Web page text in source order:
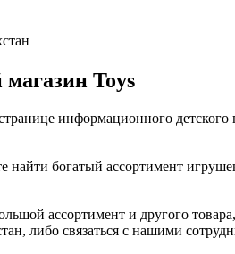
Toys
информационного
богатый ассортимент
ассортимент и другого
либо связаться с нашими